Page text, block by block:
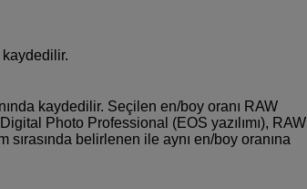
kaydedilir. Seçilen en/boy oranı RAW
Photo Professional (EOS yazılımı), RAW
sırasında belirlenen ile aynı en/boy oranına